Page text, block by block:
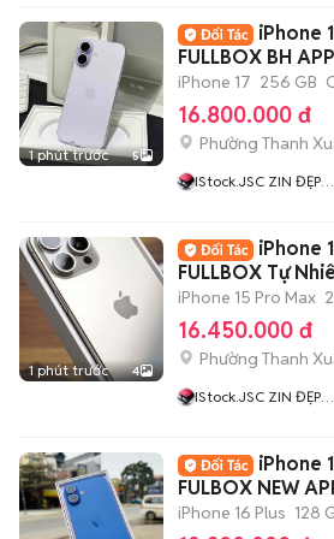
1 phút trước 5
iPhone
FULLBOX BH
iPhone 17 256 GB
16.800.000 đ
Phường Thanh
IStock.JSC ZIN ĐẸP
1 phút trước 4
iPhone
FULLBOX Tự
iPhone 15 Pro Max
16.450.000 đ
Phường Thanh
IStock.JSC ZIN ĐẸP
iPhone
FULBOX NEW
iPhone 16 Plus 128